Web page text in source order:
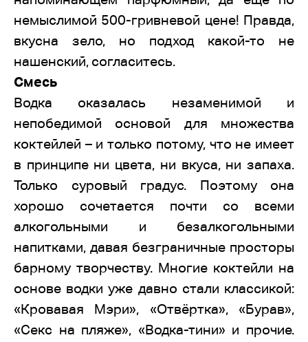
немыслимой 500-гривневой цене! Правда,
вкусна зело, но подход какой-то не
нашенский, согласитесь.
Смесь
Водка оказалась незаменимой и
непобедимой основой для множества
коктейлей – и только потому, что не имеет
в принципе ни цвета, ни вкуса, ни запаха.
Только суровый градус. Поэтому она
хорошо сочетается почти со всеми
алкогольными и безалкогольными
напитками, давая безграничные просторы
барному творчеству. Многие коктейли на
основе водки уже давно стали классикой:
«Кровавая Мэри», «Отвёртка», «Бурав»,
«Секс на пляже», «Водка-тини» и прочие.